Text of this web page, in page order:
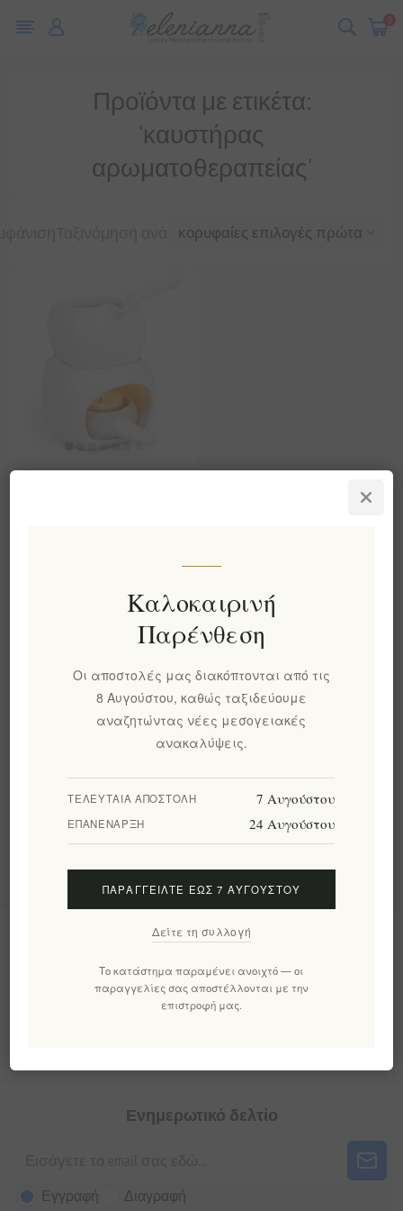
0
Κατηγορίες
Δημοφιλεις ετικετες
Προϊόντα με ετικέτα:
'καυστήρας
αρωματοθεραπείας'
λευκή αρωματική
σχέδιο, εκτεταμένη
μπολ κεριού
€30,00 χωρίς ΦΠΑ
Πληροφορίες
Ο λογαριασμός μου
Ενημερωτικό δελτίο
Εγγραφή Διαγραφή
Καλοκαιρινή
Παρένθεση
Οι αποστολές μας διακόπτονται από τις
8 Αυγούστου, καθώς ταξιδεύουμε
αναζητώντας νέες μεσογειακές
ανακαλύψεις.
ΤΕΛΕΥΤΑΊΑ ΑΠΟΣΤΟΛΉ 7 Αυγούστου
ΕΠΑΝΈΝΑΡΞΗ 24 Αυγούστου
ΠΑΡΑΓΓΕΊΛΤΕ ΈΩΣ 7 ΑΥΓΟΎΣΤΟΥ
Δείτε τη συλλογή
Το κατάστημα παραμένει ανοιχτό — οι
παραγγελίες σας αποστέλλονται με την
επιστροφή μας.